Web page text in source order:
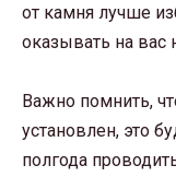
от камня лучше
оказывать на вас
Важно помнить,
установлен, это
полгода